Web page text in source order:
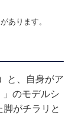
あります。
と、自身がア
のモデルシ
がチラリと